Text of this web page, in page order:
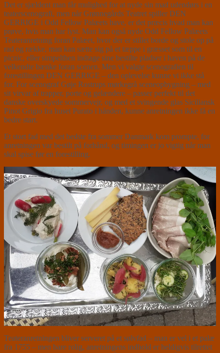
Det er sjældent man får mulighed for at nyde sin mad udendørs i en
teaterscenografi, men når Grønnegårds Teatret spiller DEN
GERRIGE i Odd Fellow Palæets have, er det præcis hvad man kan
prøve, hvis man har lyst. Man kan også nyde Odd Fellow Palæets
Teateranretning foran Palæet, hvor der er stillet borde og stole op på
rad og række, man kan sætte sig på et tæppe i græsset som til en
picnic, eller simpelthen indtage sine bestilte pladser i haven på de
velkendte bænke foran scenen. Men vi valgte scenografien til
forestillingen DEN GERRIGE – den oplevelse kunne vi ikke stå
for. For scenograf Gøje Rostrups mørkegrå sceneopbygning – med
sit virvar af trapper, porte og gelændere – passer perfekt til det
danske overskyede sommervejr, og med et svingende glas Siciliansk
Pinot Grigio fra huset Purato i hånden, kunne anretningen ikke få en
bedre start.
Et stort fad med det bedste fra sommer Danmark kom prompte, for
anretningen var bestilt på forhånd, og timingen er jo vigtig når man
skal spise før en forestilling.
Teateranretningen bliver serveret på et sølvfad – man er vel i et palæ
fra 1755 – men bare rolig, anretningens indhold er heldigvis tilrettet